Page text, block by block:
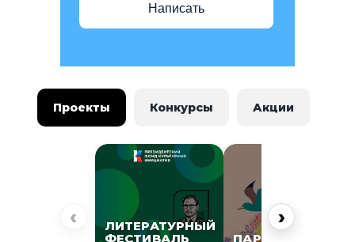
Написать
Проекты Конкурсы Акции
‹
ЛИТЕРАТУРНЫЙ
ФЕСТИВАЛЬ
ПАРК
›